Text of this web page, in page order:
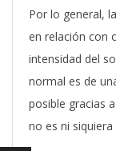
Por lo general,
en relación con
intensidad del
normal es de
posible gracias
no es ni